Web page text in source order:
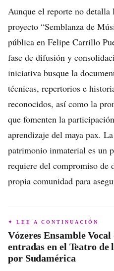
Aunque el reporte no detalla
proyecto “Semblanza de
pública en Felipe Carrillo
fase de difusión y
iniciativa busque la
técnicas, repertorios e
reconocidos, así como la
que fomenten la
aprendizaje del maya pax.
patrimonio inmaterial es un
requiere del compromiso de
propia comunidad para
✦ LEE A CONTINUACIÓN
Vózeres Ensamble Vocal
entradas en el Teatro
por Sudamérica